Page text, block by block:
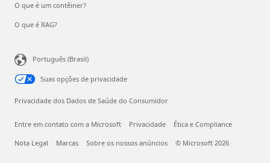
O que é um contêiner?
O que é RAG?
Português (Brasil)
Suas opções de privacidade
Privacidade dos Dados de Saúde do Consumidor
Entre em contato com a Microsoft Privacidade Ética e Compliance
Nota Legal Marcas Sobre os nossos anúncios © Microsoft 2026